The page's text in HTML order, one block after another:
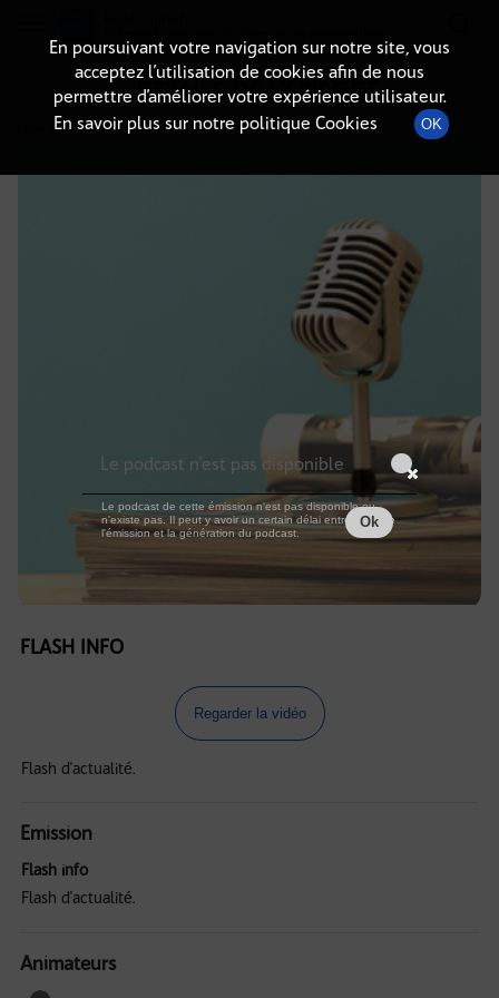
DÉTAILS DE L'ÉPISODE
11 juin 2025 à 14h59, durée : Invalid date
FLASH INFO
Regarder la vidéo
Flash d'actualité.
Emission
Flash info
Flash d'actualité.
Animateurs
En poursuivant votre navigation sur notre site, vous
acceptez l’utilisation de cookies afin de nous
permettre d’améliorer votre expérience utilisateur.
En savoir plus sur notre politique Cookies
OK
Le podcast n'est pas disponible
Le podcast de cette émission n'est pas disponible ou
n'existe pas. Il peut y avoir un certain délai entre la fin de
l'émission et la génération du podcast.
Ok